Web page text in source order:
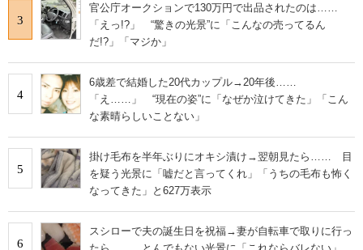
企業向けIT製品の総合サイト
IT製品の技術・比較・事例
製造業のIT導入・活用を支援
エレクトロニクス専門サイト
電子設計の基本と応用
エネルギーの専門メディア
3
官公庁オークションで130万円で出品されたのは……
「えっ!?」 “驚きの光景”に「こんなの売ってるん
だ!?」「マジか」
4
6歳差で結婚した20代カップル→20年後……
「え……」 “現在の姿”に「なぜか泣けてきた」「こん
な素晴らしいことない」
5
掛け毛布を半年ぶりにオキシ漬け→翌朝見たら…… 目
を疑う光景に「嘘だと言ってくれ」「うちの毛布も怖く
なってきた」と627万表示
6
スシローで夫の誕生日を祝福→妻が自転車で取りに行っ